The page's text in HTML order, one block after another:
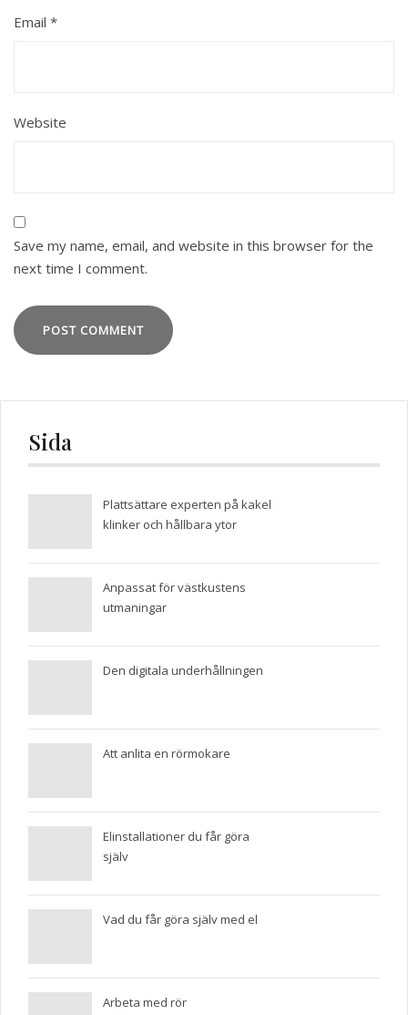
Email *
Website
Save my name, email, and website in this browser for the
next time I comment.
Sida
Plattsättare experten på kakel
klinker och hållbara ytor
Anpassat för västkustens
utmaningar
Den digitala underhållningen
Att anlita en rörmokare
Elinstallationer du får göra
själv
Vad du får göra själv med el
Arbeta med rör